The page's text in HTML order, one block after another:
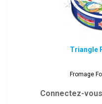
Triangle
Fromage
Connectez-